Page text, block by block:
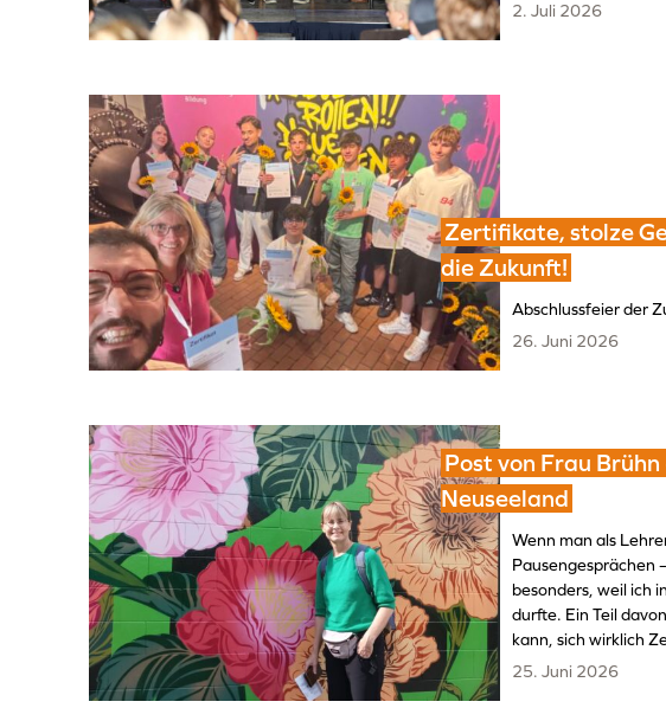
2. Juli 2026
Zertifikate, stolze
die Zukunft!
Abschlussfeier der
26. Juni 2026
Post von Frau Brühn
Neuseeland
Wenn man als
Pausengesprächen
besonders, weil ich
durfte. Ein Teil
kann, sich wirklich
25. Juni 2026